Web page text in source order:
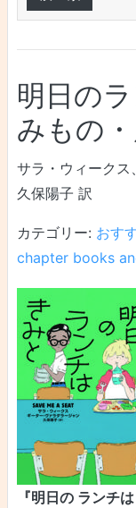
明日の
みもの・
サラ・ウィークス
久保陽子 訳
カテゴリー: おす
chapter books
『明日の ランチは